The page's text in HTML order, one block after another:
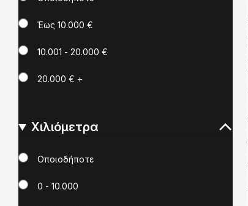
Έως 10.000 €
10.001 - 20.000 €
20.000 € +
Χιλιόμετρα
Χιλιόμετρα
Οποιοδήποτε
0 - 10.000